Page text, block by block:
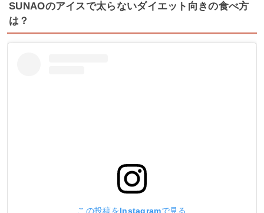
SUNAOのアイスで太らないダイエット向きの食べ方
は？
この投稿をInstagramで見る